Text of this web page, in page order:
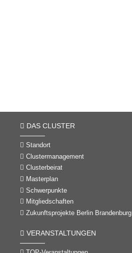
DAS CLUSTER
Standort
Clustermanagement
Clusterbeirat
Masterplan
Schwerpunkte
Mitgliedschaften
Zukunftsprojekte Berlin Brandenburg
VERANSTALTUNGEN